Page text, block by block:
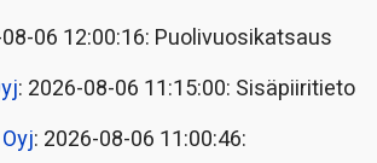
06 12:00:16: Puolivuosikatsaus
: 2026-08-06 11:15:00: Sisäpiiritieto
: 2026-08-06 11:00:46: